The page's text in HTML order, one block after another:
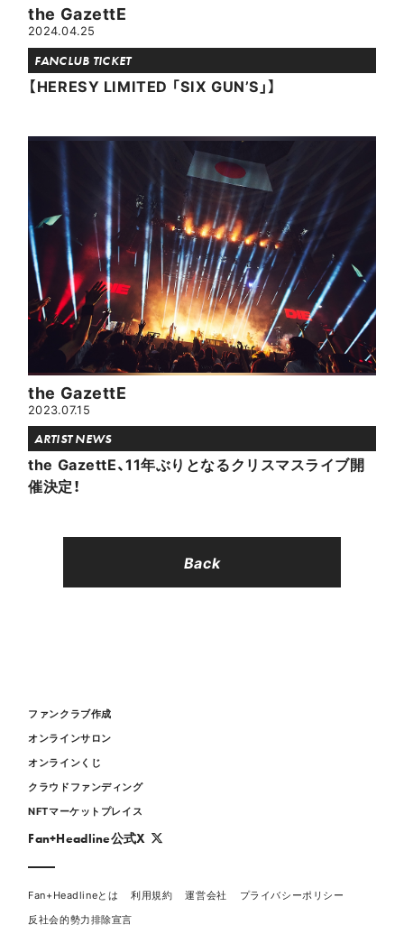
the GazettE
2024.04.25
FANCLUB TICKET
【HERESY LIMITED 「SIX GUN’S」】
the GazettE
2023.07.15
ARTIST NEWS
the GazettE、11年ぶりとなるクリスマスライブ開
催決定！
Back
ファンクラブ作成
オンラインサロン
オンラインくじ
クラウドファンディング
NFTマーケットプレイス
Fan+Headline公式X
Fan+Headlineとは 利用規約 運営会社
プライバシーポリシー
反社会的勢力排除宣言